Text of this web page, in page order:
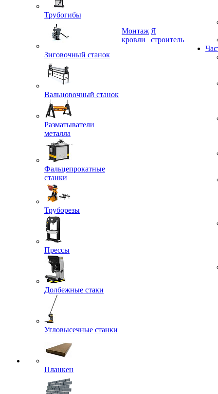
Трубогибы
Зиговочный станок
Вальцовочный станок
Разматыватели
металла
Фальцепрокатные
станки
Труборезы
Прессы
Долбежные стаки
Угловысечные станки
Планкен